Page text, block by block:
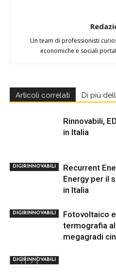
Un team di professionisti
economiche e sociali
Articoli correlati Di più
DIGIRINNOVABILI
Rinnovabili,
in Italia
DIGIRINNOVABILI
Recurrent
Energy per il
in Italia
DIGIRINNOVABILI
Fotovoltaico
termografia
megagradi